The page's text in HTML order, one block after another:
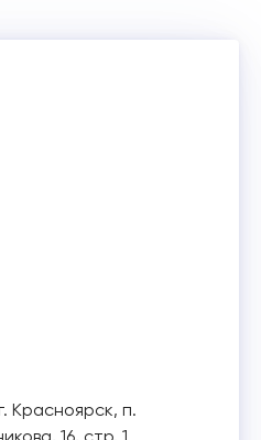
Красноярск, п.
16, стр. 1